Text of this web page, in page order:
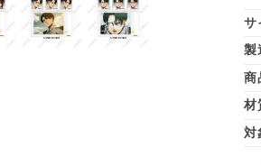
サ
製
商
材
対